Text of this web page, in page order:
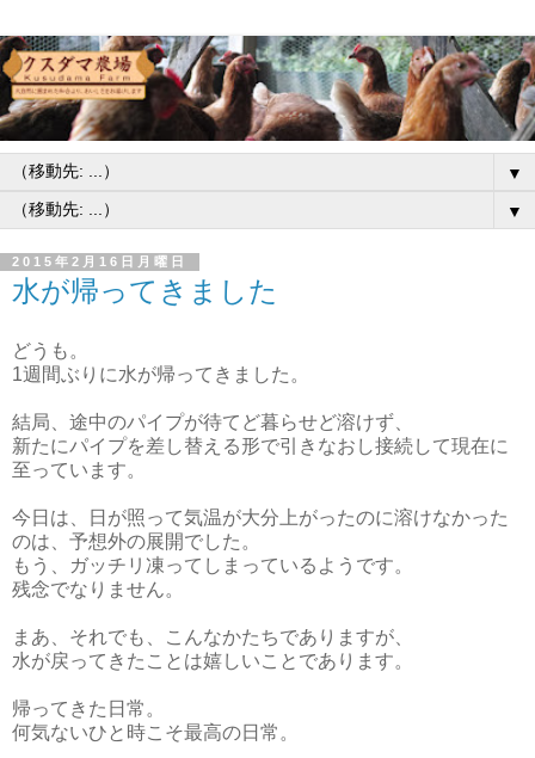
▼
▼
2015年2月16日月曜日
水が帰ってきました
どうも。
1週間ぶりに水が帰ってきました。
結局、途中のパイプが待てど暮らせど溶けず、
新たにパイプを差し替える形で引きなおし接続して現在に
至っています。
今日は、日が照って気温が大分上がったのに溶けなかった
のは、予想外の展開でした。
もう、ガッチリ凍ってしまっているようです。
残念でなりません。
まあ、それでも、こんなかたちでありますが、
水が戻ってきたことは嬉しいことであります。
帰ってきた日常。
何気ないひと時こそ最高の日常。